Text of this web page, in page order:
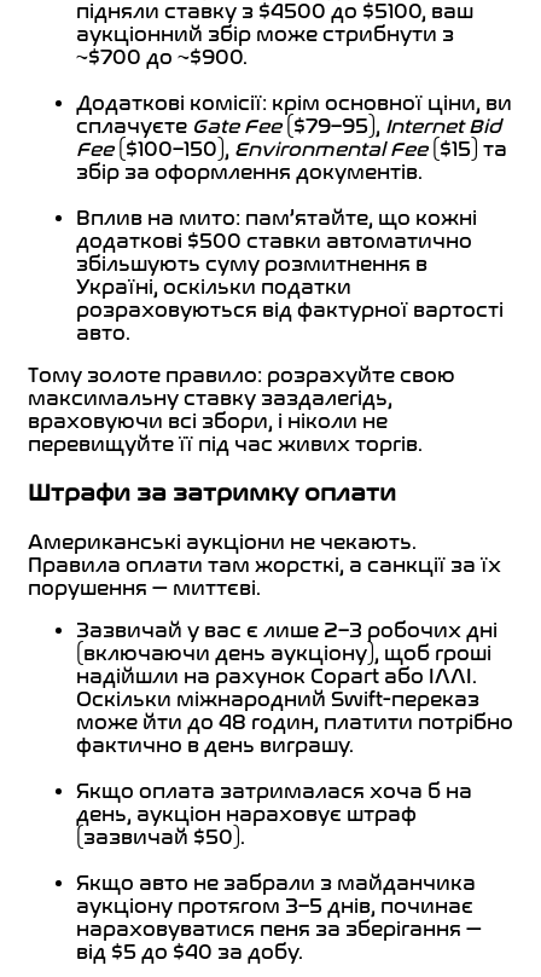
підняли ставку з $4500 до $5100, ваш
аукціонний збір може стрибнути з
~$700 до ~$900.
Додаткові комісії: крім основної ціни, ви
сплачуєте Gate Fee($79–95), Internet Bid
Fee($100–150), Environmental Fee($15) та
збір за оформлення документів.
Вплив на мито: пам’ятайте, що кожні
додаткові $500 ставки автоматично
збільшують суму розмитнення в
Україні, оскільки податки
розраховуються від фактурної вартості
авто.
Тому золоте правило: розрахуйте свою
максимальну ставку заздалегідь,
враховуючи всі збори, і ніколи не
перевищуйте її під час живих торгів.
Штрафи за затримку оплати
Американські аукціони не чекають.
Правила оплати там жорсткі, а санкції за їх
порушення — миттєві.
Зазвичай у вас є лише 2–3 робочих дні
(включаючи день аукціону), щоб гроші
надійшли на рахунок Copart або IAAI.
Оскільки міжнародний Swift-переказ
може йти до 48 годин, платити потрібно
фактично в день виграшу.
Якщо оплата затрималася хоча б на
день, аукціон нараховує штраф
(зазвичай $50).
Якщо авто не забрали з майданчика
аукціону протягом 3–5 днів, починає
нараховуватися пеня за зберігання —
від $5 до $40 за добу.